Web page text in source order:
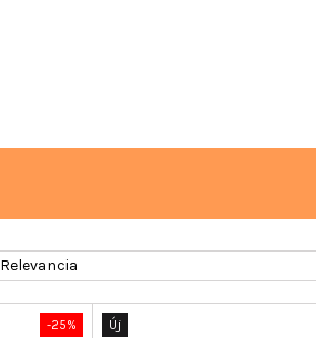
Relevancia
-25%
Új